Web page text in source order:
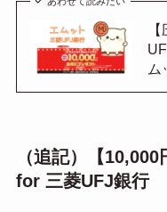
ム
（追記）【
for 三菱UFJ銀行